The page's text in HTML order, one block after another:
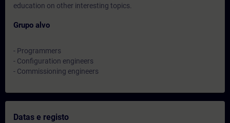
education on other interesting topics.
Grupo alvo
- Programmers
- Configuration engineers
- Commissioning engineers
Datas e registo